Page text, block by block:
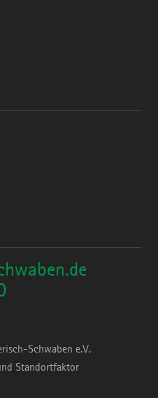
Schwaben e.V.
Standortfaktor